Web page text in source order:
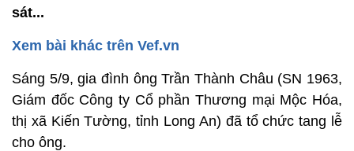
sát...
Xem bài khác trên Vef.vn
Sáng 5/9, gia đình ông Trần Thành Châu (SN 1963,
Giám đốc Công ty Cổ phần Thương mại Mộc Hóa,
thị xã Kiến Tường, tỉnh Long An) đã tổ chức tang lễ
cho ông.